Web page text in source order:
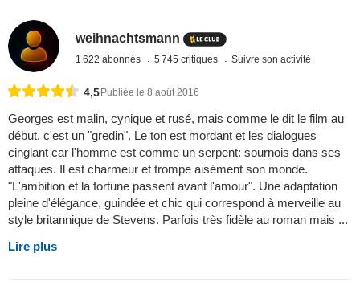
weihnachtsmann
1 622 abonnés 5 745 critiques Suivre son activité
4,5Publiée le 8 août 2016
Georges est malin, cynique et rusé, mais comme le dit le film au
début, c'est un "gredin". Le ton est mordant et les dialogues
cinglant car l'homme est comme un serpent: sournois dans ses
attaques. Il est charmeur et trompe aisément son monde.
"L'ambition et la fortune passent avant l'amour". Une adaptation
pleine d'élégance, guindée et chic qui correspond à merveille au
style britannique de Stevens. Parfois très fidèle au roman mais ...
Lire plus